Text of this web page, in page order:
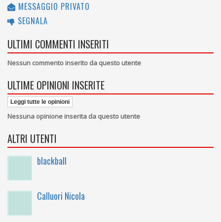
MESSAGGIO PRIVATO
SEGNALA
ULTIMI COMMENTI INSERITI
Nessun commento inserito da questo utente
ULTIME OPINIONI INSERITE
Leggi tutte le opinioni
Nessuna opinione inserita da questo utente
ALTRI UTENTI
blackball
Calluori Nicola